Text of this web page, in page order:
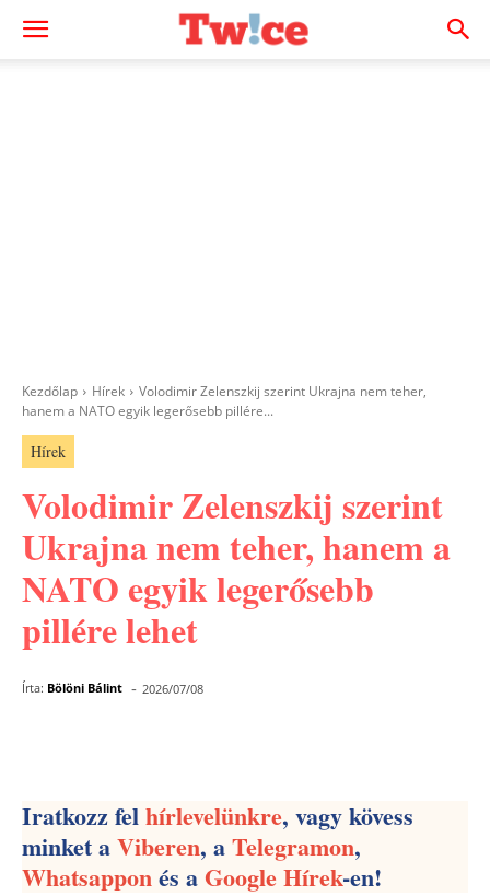
Kezdőlap Hírek
Volodimir Zelenszkij szerint Ukrajna nem teher,
hanem a NATO egyik legerősebb pillére...
Hírek
Volodimir Zelenszkij szerint
Ukrajna nem teher, hanem a
NATO egyik legerősebb
pillére lehet
Írta: Bölöni Bálint - 2026/07/08
Iratkozz felhírlevelünkre, vagy kövess
minket aViberen, aTelegramon,
Whatsapponés aGoogle Hírek-en!